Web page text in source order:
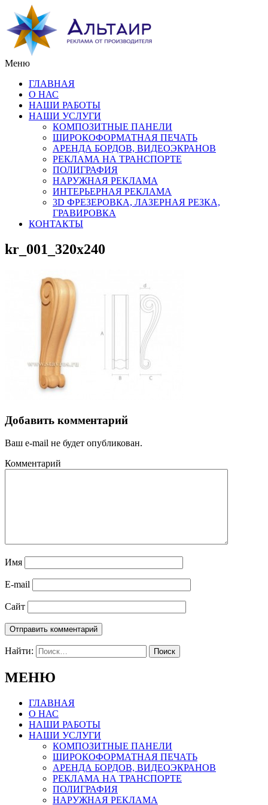
Меню
ГЛАВНАЯ
О НАС
НАШИ РАБОТЫ
НАШИ УСЛУГИ
КОМПОЗИТНЫЕ ПАНЕЛИ
ШИРОКОФОРМАТНАЯ ПЕЧАТЬ
АРЕНДА БОРДОВ, ВИДЕОЭКРАНОВ
РЕКЛАМА НА ТРАНСПОРТЕ
ПОЛИГРАФИЯ
НАРУЖНАЯ РЕКЛАМА
ИНТЕРЬЕРНАЯ РЕКЛАМА
3D ФРЕЗЕРОВКА, ЛАЗЕРНАЯ РЕЗКА,
ГРАВИРОВКА
КОНТАКТЫ
kr_001_320x240
Добавить комментарий
Ваш e-mail не будет опубликован.
Комментарий
Имя
E-mail
Сайт
Найти:
МЕНЮ
ГЛАВНАЯ
О НАС
НАШИ РАБОТЫ
НАШИ УСЛУГИ
КОМПОЗИТНЫЕ ПАНЕЛИ
ШИРОКОФОРМАТНАЯ ПЕЧАТЬ
АРЕНДА БОРДОВ, ВИДЕОЭКРАНОВ
РЕКЛАМА НА ТРАНСПОРТЕ
ПОЛИГРАФИЯ
НАРУЖНАЯ РЕКЛАМА